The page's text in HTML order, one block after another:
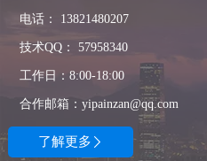
电话： 13821480207
技术QQ： 57958340
工作日：8:00-18:00
合作邮箱：yipainzan@qq.com
了解更多 